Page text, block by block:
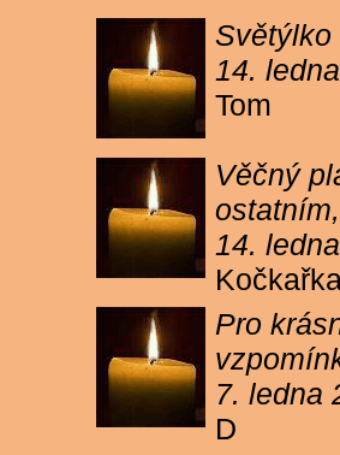
Světýlko
14.
Tom
Věčný
14.
Pro
7. ledna
D